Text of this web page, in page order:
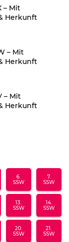
– Mit
Herkunft
– Mit
Herkunft
– Mit
Herkunft
6.
SSW
7.
SSW
13.
SSW
14.
SSW
20.
SSW
21.
SSW